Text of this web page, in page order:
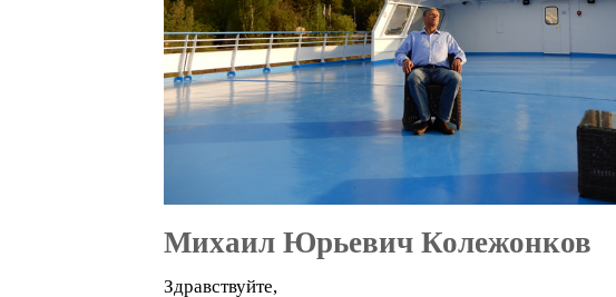
Михаил Юрьевич Колежонков
Здравствуйте,